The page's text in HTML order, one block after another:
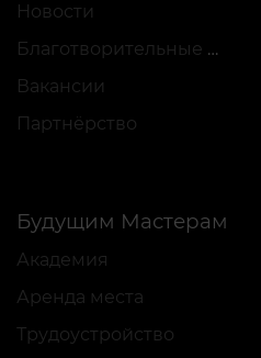
Новости
Благотворительные проекты
Вакансии
Партнёрство
Будущим Мастерам
Академия
Аренда места
Трудоустройство